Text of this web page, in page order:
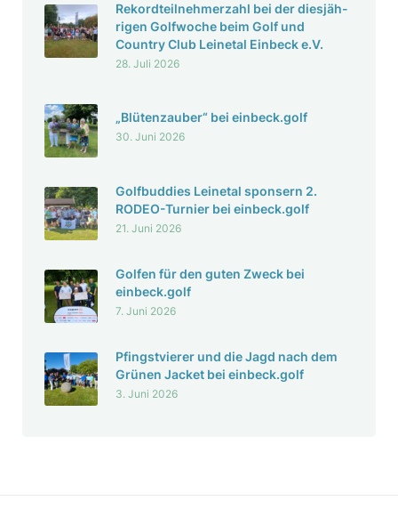
Rekord­teil­neh­mer­zahl bei der dies­jäh­
rigen Golf­woche beim Golf und
Country Club Leinetal Einbeck e.V.
28. Juli 2026
„Blüten­zauber“ bei einbeck.golf
30. Juni 2026
Golf­bud­dies Leinetal spon­sern 2.
RODEO-Turnier bei einbeck.golf
21. Juni 2026
Golfen für den guten Zweck bei
einbeck.golf
7. Juni 2026
Pfingst­vierer und die Jagd nach dem
Grünen Jacket bei einbeck.golf
3. Juni 2026